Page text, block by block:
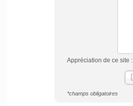
Appréciation de ce site :
*champs obligatoires